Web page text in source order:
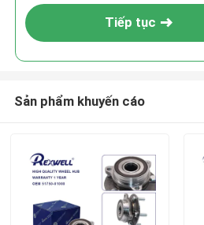
Tiếp tục
Sản phẩm khuyến cáo